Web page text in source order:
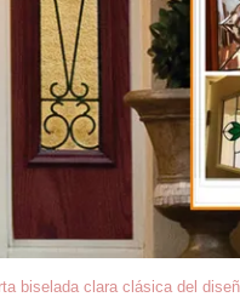
biselada clara clásica del